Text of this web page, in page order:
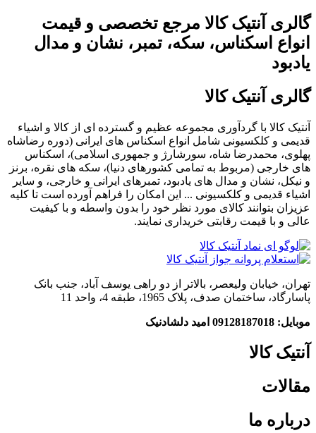
گالری آنتیک کالا مرجع تخصصی و قیمت
انواع اسکناس، سکه، تمبر، نشان و مدال
یادبود
گالری آنتیک کالا
آنتیک کالا با گردآوری مجموعه عظیم و گسترده ای از کالا و اشیاء
قدیمی و کلکسیونی شامل انواع اسکناس های ایرانی (دوره رضاشاه
پهلوی، محمدرضا شاه، سورشارژ و جمهوری اسلامی)، اسکناس
های خارجی (مربوط به تمامی کشورهای دنیا)، سکه های نقره، برنز
و نیکل، نشان و مدال های یادبود، تمبرهای ایرانی و خارجی، و سایر
اشیاء قدیمی و کلکسیونی ... این امکان را فراهم آورده است تا کلیه
عزیزان بتوانند کالای مورد نظر خود را بدون واسطه و با کیفیت
عالی و با قیمت رقابتی خریداری نمایند.
تهران، خیابان ولیعصر، بالاتر از دو راهی یوسف آباد، جنب بانک
پاسارگاد، ساختمان صدف، پلاک 1965، طبقه 4، واحد 11
موبایل: 09128187018 امید دلشادنیک
آنتیک کالا
مقالات
درباره ما